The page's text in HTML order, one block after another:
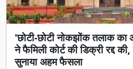
'छोटी-छोटी नोकझोंक तलाक का
ने फैमिली कोर्ट की डिक्री रद्द
सुनाया अहम फैसला